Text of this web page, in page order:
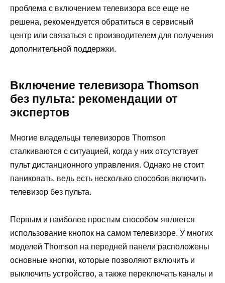
проблема с включением телевизора все еще не
решена, рекомендуется обратиться в сервисный
центр или связаться с производителем для получения
дополнительной поддержки.
Включение телевизора Thomson
без пульта: рекомендации от
экспертов
Многие владельцы телевизоров Thomson
сталкиваются с ситуацией, когда у них отсутствует
пульт дистанционного управления. Однако не стоит
паниковать, ведь есть несколько способов включить
телевизор без пульта.
Первым и наиболее простым способом является
использование кнопок на самом телевизоре. У многих
моделей Thomson на передней панели расположены
основные кнопки, которые позволяют включить и
выключить устройство, а также переключать каналы и